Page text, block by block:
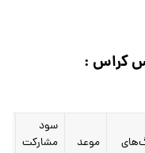
کراس :
موعد
سود
مشارکت